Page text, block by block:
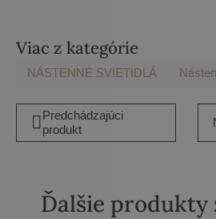
Viac z kategórie
NÁSTENNÉ SVIETIDLÁ
Predchádzajúci
produkt
Ďalšie produkty